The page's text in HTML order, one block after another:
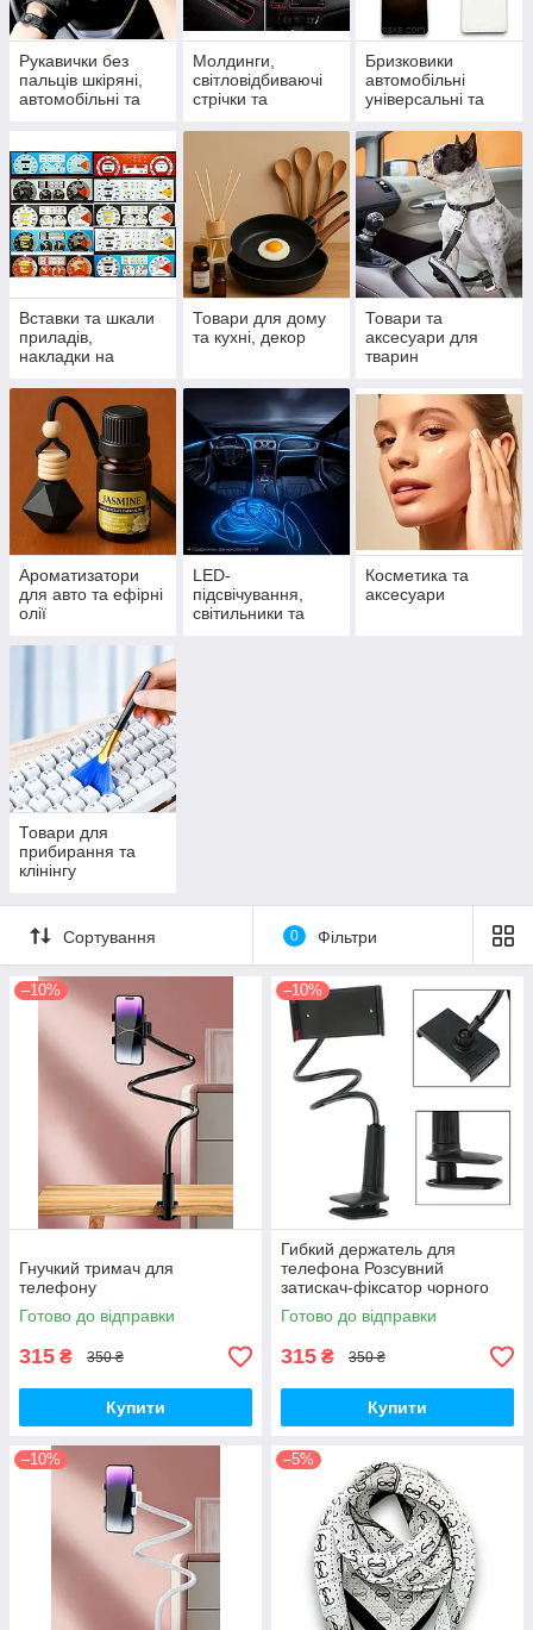
Рукавички без
пальців шкіряні,
автомобільні та
Молдинги,
світловідбиваючі
стрічки та
Бризковики
автомобільні
універсальні та
Вставки та шкали
приладів,
накладки на
Товари для дому
та кухні, декор
Товари та
аксесуари для
тварин
Ароматизатори
для авто та ефірні
олії
LED-
підсвічування,
світильники та
Косметика та
аксесуари
Товари для
прибирання та
клінінгу
Сортування 0 Фільтри
–10%
Гнучкий тримач для
телефону
Готово до відправки
315 ₴ 350 ₴
Купити
–10%
Гибкий держатель для
телефона Розсувний
затискач-фіксатор чорного
кольору
Готово до відправки
315 ₴ 350 ₴
Купити
–10% –5%